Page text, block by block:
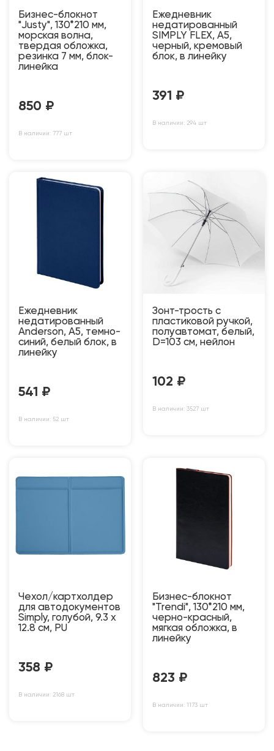
Бизнес-блокнот
"Justy", 130*210 мм,
морская волна,
твердая обложка,
резинка 7 мм, блок-
линейка
850 ₽
В наличии: 777 шт
Ежедневник
недатированный
SIMPLY FLEX, А5,
черный, кремовый
блок, в линейку
391 ₽
В наличии: 294 шт
Ежедневник
недатированный
Anderson, А5, темно-
синий, белый блок, в
линейку
541 ₽
В наличии: 52 шт
Зонт-трость с
пластиковой ручкой,
полуавтомат, белый,
D=103 см, нейлон
102 ₽
В наличии: 3527 шт
Чехол/картхолдер
для автодокументов
Simply, голубой, 9.3 х
12.8 см, PU
358 ₽
В наличии: 2168 шт
Бизнес-блокнот
"Trendi", 130*210 мм,
черно-красный,
мягкая обложка, в
линейку
823 ₽
В наличии: 1173 шт